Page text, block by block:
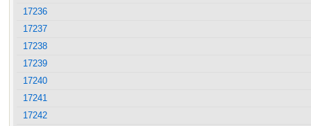
17236
17237
17238
17239
17240
17241
17242